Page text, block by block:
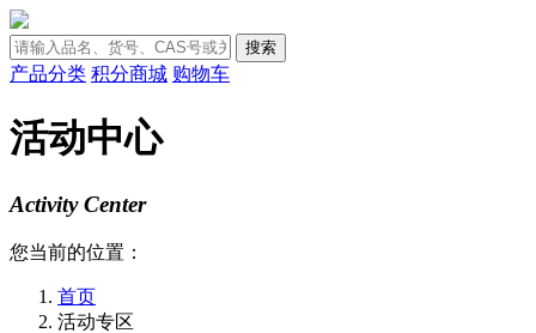
搜索
产品分类 积分商城 购物车
活动中心
Activity Center
您当前的位置：
首页
活动专区